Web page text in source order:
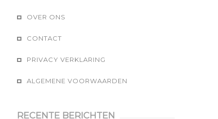
OVER ONS
CONTACT
PRIVACY VERKLARING
ALGEMENE VOORWAARDEN
RECENTE BERICHTEN